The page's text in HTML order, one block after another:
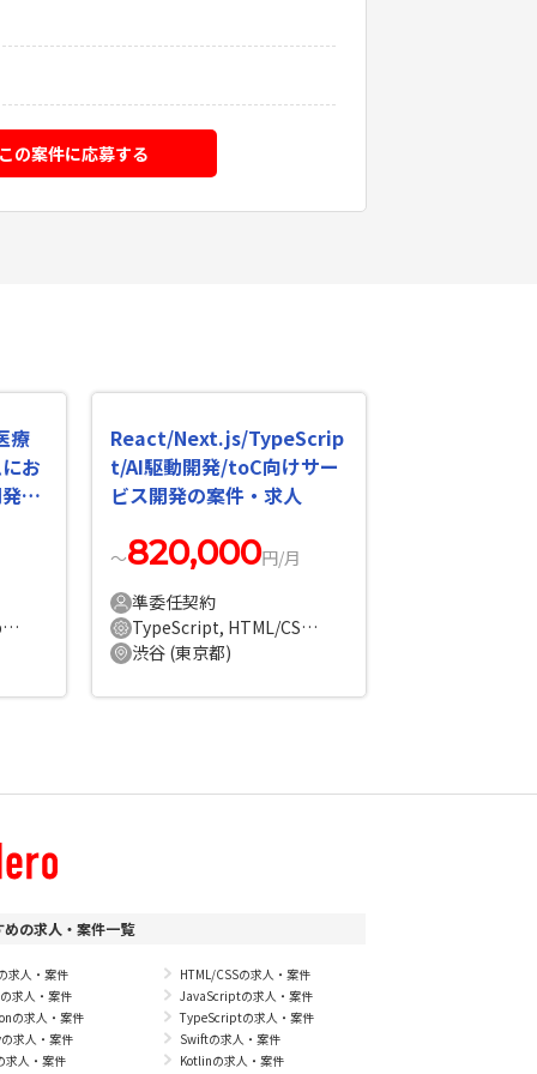
の案件に応募する
療
お
業
CSS3, JavaScript, TypeScript, jQuery
React/Next.js/TypeScrip
t/AI駆動開発/toC向けサー
ビス開発の案件・求人
〜820,000円/月
準委任契約
TypeScript, HTML/CSS, Next.js
渋谷 (東京都)
めの求人・案件一覧
求人・案件
求人・案件
の求人・案件
求人・案件
求人・案件
HTML/CSSの求人・案件
JavaScriptの求人・案件
TypeScriptの求人・案件
Swiftの求人・案件
Kotlinの求人・案件